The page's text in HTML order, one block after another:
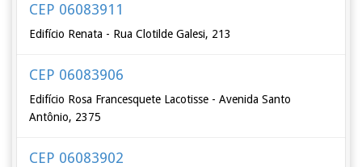
CEP 06083911
Edifício Renata - Rua Clotilde Galesi, 213
CEP 06083906
Edifício Rosa Francesquete Lacotisse - Avenida Santo
Antônio, 2375
CEP 06083902